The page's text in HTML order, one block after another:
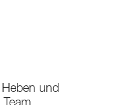
und